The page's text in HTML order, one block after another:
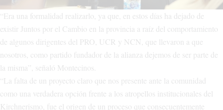
“Era una formalidad realizarlo, ya que, en estos días ha dejado de
existir Juntos por el Cambio en la provincia a raíz del comportamiento
de algunos dirigentes del PRO, UCR y NCN, que llevaron a que
nosotros, como partido fundador de la alianza dejemos de ser parte de
la misma”, señaló Montecinos.
“La falta de un proyecto claro que nos presente ante la comunidad
como una verdadera opción frente a los atropellos institucionales del
Kirchnerismo, fue el origen de un proceso que consecuentemente